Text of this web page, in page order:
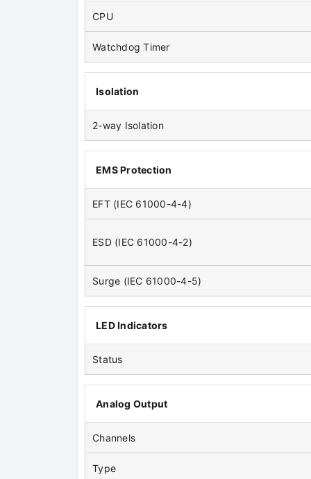
CPU
Watchdog Timer
Isolation
2-way Isolation
EMS Protection
EFT (IEC 61000-4-4)
ESD (IEC 61000-4-2)
Surge (IEC 61000-4-5)
LED Indicators
Status
Analog Output
Channels
Type